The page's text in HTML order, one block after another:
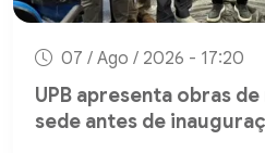
07 / Ago / 2026 - 17:20
UPB apresenta obras
sede antes de